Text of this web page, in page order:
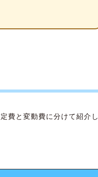
費と変動費に分けて紹介し